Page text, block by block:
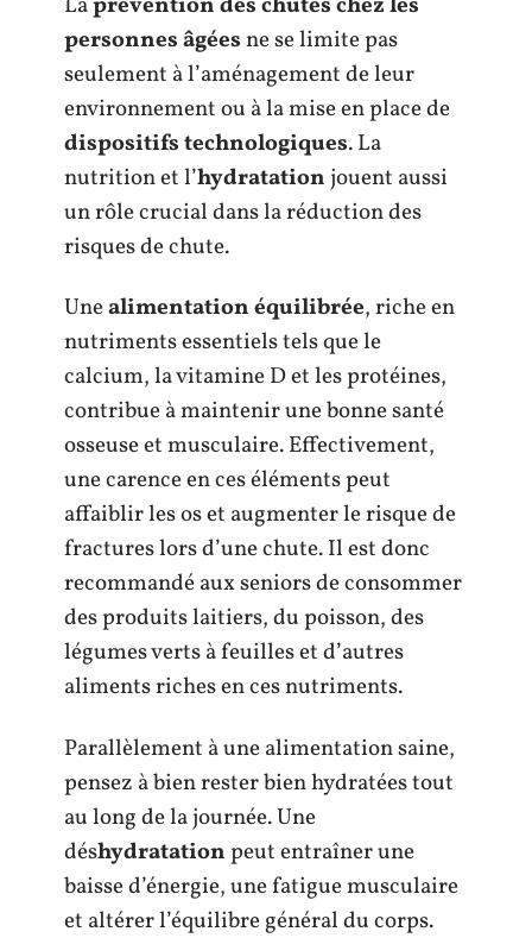
personnes âgéesne se limite pas
seulement à l’aménagement de leur
environnement ou à la mise en place de
dispositifs technologiques. La
nutrition et l’hydratationjouent aussi
un rôle crucial dans la réduction des
risques de chute.
Unealimentation équilibrée, riche en
nutriments essentiels tels que le
calcium, la vitamine D et les protéines,
contribue à maintenir une bonne santé
osseuse et musculaire. Effectivement,
une carence en ces éléments peut
affaiblir les os et augmenter le risque de
fractures lors d’une chute. Il est donc
recommandé aux seniors de consommer
des produits laitiers, du poisson, des
légumes verts à feuilles et d’autres
aliments riches en ces nutriments.
Parallèlement à une alimentation saine,
pensez à bien rester bien hydratées tout
au long de la journée. Une
déshydratationpeut entraîner une
baisse d’énergie, une fatigue musculaire
et altérer l’équilibre général du corps.